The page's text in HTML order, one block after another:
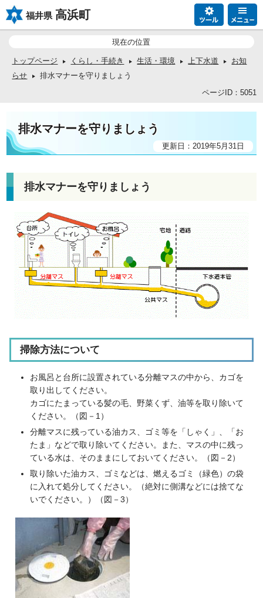
福井県 高浜町
現在の位置
トップページ くらし・手続き 生活・環境 上下水道
お知
らせ
排水マナーを守りましょう
ページID：5051
排水マナーを守りましょう
更新日：2019年5月31日
排水マナーを守りましょう
掃除方法について
お風呂と台所に設置されている分離マスの中から、カゴを
取り出してください。
カゴにたまっている髪の毛、野菜くず、油等を取り除いて
ください。（図－1）
分離マスに残っている油カス、ゴミ等を「しゃく」、「お
たま」などで取り除いてください。また、マスの中に残っ
ている水は、そのままにしておいてください。（図－2）
取り除いた油カス、ゴミなどは、燃えるゴミ（緑色）の袋
に入れて処分してください。（絶対に側溝などには捨てな
いでください。）（図－3）